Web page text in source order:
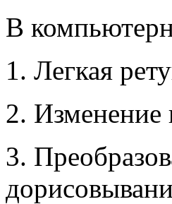
В
1. Легкая
2. Изменение
3.